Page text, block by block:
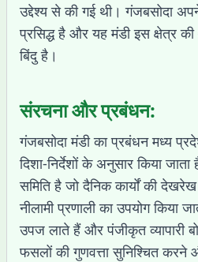
उद्देश्य से की गई थी। गंजबसोदा
प्रसिद्ध है और यह मंडी इस क्षेत्र
बिंदु है।
संरचना और प्रबंधन:
गंजबसोदा मंडी का प्रबंधन मध्य
दिशा-निर्देशों के अनुसार किया जाता
समिति है जो दैनिक कार्यों की
नीलामी प्रणाली का उपयोग किया
उपज लाते हैं और पंजीकृत व्यापारी
फसलों की गुणवत्ता सुनिश्चित करने